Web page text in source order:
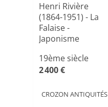
Henri Rivière
(1864-1951) - La
Falaise -
Japonisme
19ème siècle
2 400 €
CROZON ANTIQUITÉS